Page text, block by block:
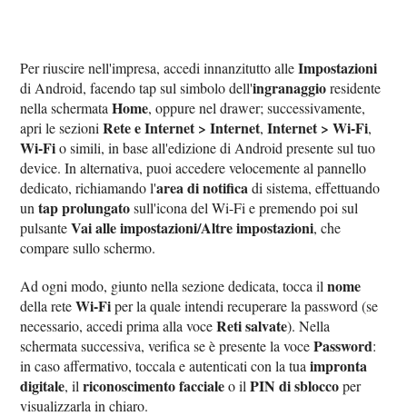
Per riuscire nell'impresa, accedi innanzitutto alleImpostazioni
di Android, facendo tap sul simbolo dell'ingranaggioresidente
nella schermataHome, oppure nel drawer; successivamente,
apri le sezioniRete e Internet > Internet,Internet > Wi-Fi,
Wi-Fio simili, in base all'edizione di Android presente sul tuo
device. In alternativa, puoi accedere velocemente al pannello
dedicato, richiamando l'area di notificadi sistema, effettuando
untap prolungatosull'icona del Wi-Fi e premendo poi sul
pulsanteVai alle impostazioni/Altre impostazioni, che
compare sullo schermo.
Ad ogni modo, giunto nella sezione dedicata, tocca ilnome
della reteWi-Fiper la quale intendi recuperare la password (se
necessario, accedi prima alla voceReti salvate). Nella
schermata successiva, verifica se è presente la vocePassword:
in caso affermativo, toccala e autenticati con la tuaimpronta
digitale, ilriconoscimento faccialeo ilPIN di sbloccoper
visualizzarla in chiaro.